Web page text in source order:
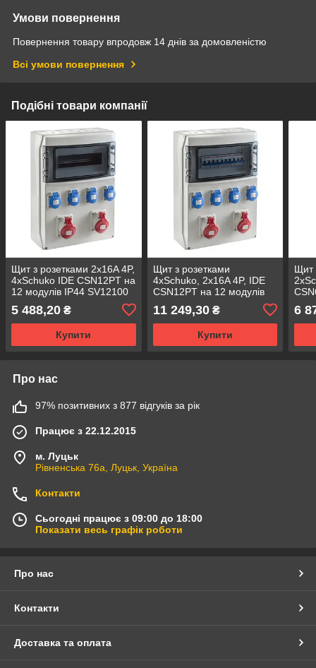
Умови повернення
Повернення товару впродовж 14 днів за домовленістю
Всі умови повернення
Подібні товари компанії
Щит з розетками 2x16A 4P,
4xSchuko IDE CSN12PT на
12 модулів IP44 SV12100
5 488,20 ₴
Купити
Щит з розетками
4xSchuko, 2x16A 4P, IDE
CSN12PT на 12 модулів
(4xС16/1 6kA, 2xC16/3
6kA)
11 249,30₴
Купити
Щит
6
Про нас
97% позитивних з 877 відгуків за рік
Працює з 22.12.2015
м. Луцьк
Рівненська 76а, Луцьк, Україна
Контакти
Сьогодні працює з 09:00 до 18:00
Показати весь графік роботи
Про нас
Контакти
Доставка та оплата